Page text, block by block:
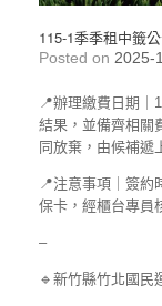
115-1季季租中籤
Posted on 2025-
📍辦理繳費日期｜
結果，並備齊相關
同放棄，由候補遞
📍注意事項｜簽約
保卡，經櫃台專員
–
🔹新竹縣竹北國民